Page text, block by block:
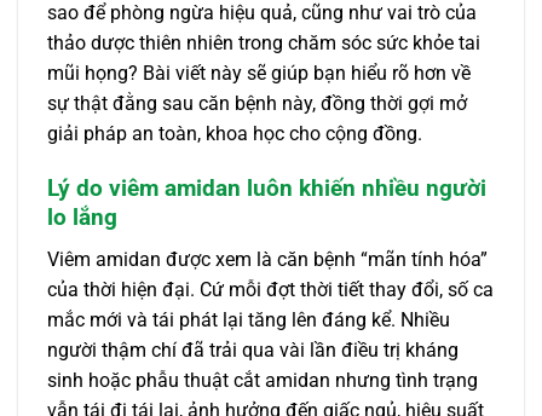
sao để phòng ngừa hiệu quả, cũng như vai trò của
thảo dược thiên nhiên trong chăm sóc sức khỏe tai
mũi họng? Bài viết này sẽ giúp bạn hiểu rõ hơn về
sự thật đằng sau căn bệnh này, đồng thời gợi mở
giải pháp an toàn, khoa học cho cộng đồng.
Lý do viêm amidan luôn khiến nhiều người
lo lắng
Viêm amidan được xem là căn bệnh “mãn tính hóa”
của thời hiện đại. Cứ mỗi đợt thời tiết thay đổi, số ca
mắc mới và tái phát lại tăng lên đáng kể. Nhiều
người thậm chí đã trải qua vài lần điều trị kháng
sinh hoặc phẫu thuật cắt amidan nhưng tình trạng
vẫn tái đi tái lại, ảnh hưởng đến giấc ngủ, hiệu suất